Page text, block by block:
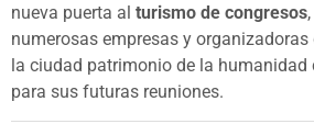
nueva puerta al turismo de congresos
numerosas empresas y organizadoras
la ciudad patrimonio de la humanidad
para sus futuras reuniones.